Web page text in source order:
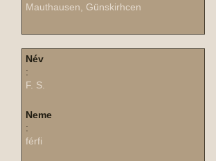
Mauthausen, Günskirhcen
Név
:
F. S.
Neme
:
férfi